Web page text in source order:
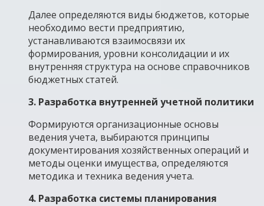
Далее определяются виды бюджетов, которые
необходимо вести предприятию,
устанавливаются взаимосвязи их
формирования, уровни консолидации и их
внутренняя структура на основе справочников
бюджетных статей.
3. Разработка внутренней учетной политики
Формируются организационные основы
ведения учета, выбираются принципы
документирования хозяйственных операций и
методы оценки имущества, определяются
методика и техника ведения учета.
4. Разработка системы планирования